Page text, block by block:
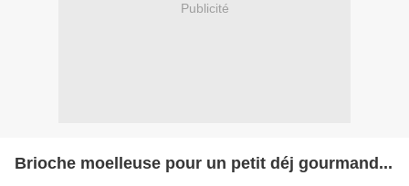
Publicité
Brioche moelleuse pour un petit déj gourmand...